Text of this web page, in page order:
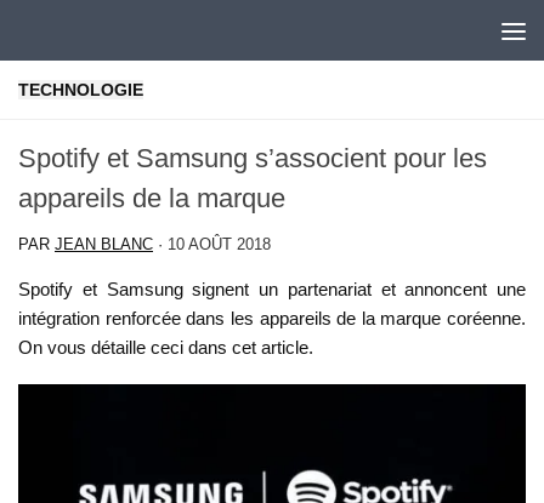
TECHNOLOGIE
Spotify et Samsung s’associent pour les
appareils de la marque
PAR JEAN BLANC · 10 AOÛT 2018
Spotify et Samsung signent un partenariat et annoncent une
intégration renforcée dans les appareils de la marque coréenne.
On vous détaille ceci dans cet article.